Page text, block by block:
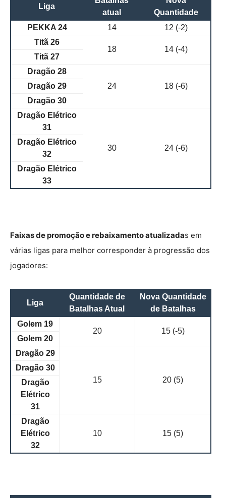
Liga
atual
Quantidade
PEKKA 24
14
12 (-2)
Titã 26
18
14 (-4)
Titã 27
Dragão 28
24
18 (-6)
Dragão 29
Dragão 30
Dragão Elétrico
31
30 24 (-6)
Dragão Elétrico
32
Dragão Elétrico
33
Faixas de promoção e rebaixamento atualizadas em
várias ligas para melhor corresponder à progressão dos
jogadores:
Liga
Quantidade de
Batalhas Atual
Nova Quantidade
de Batalhas
Golem 19
20
15 (-5)
Golem 20
Dragão 29
15 20 (5)
Dragão 30
Dragão
Elétrico
31
Dragão
Elétrico
32
10 15 (5)